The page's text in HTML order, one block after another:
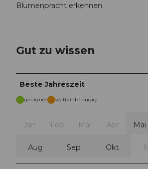
Blumenpracht erkennen.
Gut zu wissen
Beste Jahreszeit
geeignet wetterabhängig
Jan Feb Mär Apr Mai
Aug Sep Okt